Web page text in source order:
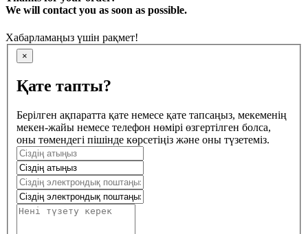
We will contact you as soon as possible.
Хабарламаңыз үшін рақмет!
×
Қате тапты?
Берілген ақпаратта қате немесе қате тапсаңыз, мекеменің
мекен-жайы немесе телефон нөмірі өзгертілген болса,
оны төмендегі пішінде көрсетіңіз және оны түзетеміз.